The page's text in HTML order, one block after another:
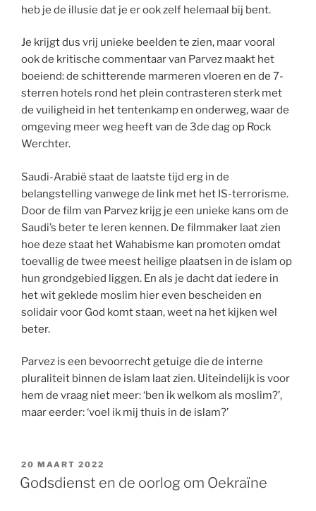
heb je de illusie dat je er ook zelf helemaal bij bent.
Je krijgt dus vrij unieke beelden te zien, maar vooral
ook de kritische commentaar van Parvez maakt het
boeiend: de schitterende marmeren vloeren en de 7-
sterren hotels rond het plein contrasteren sterk met
de vuiligheid in het tentenkamp en onderweg, waar de
omgeving meer weg heeft van de 3de dag op Rock
Werchter.
Saudi-Arabië staat de laatste tijd erg in de
belangstelling vanwege de link met het IS-terrorisme.
Door de film van Parvez krijg je een unieke kans om de
Saudi’s beter te leren kennen. De filmmaker laat zien
hoe deze staat het Wahabisme kan promoten omdat
toevallig de twee meest heilige plaatsen in de islam op
hun grondgebied liggen. En als je dacht dat iedere in
het wit geklede moslim hier even bescheiden en
solidair voor God komt staan, weet na het kijken wel
beter.
Parvez is een bevoorrecht getuige die de interne
pluraliteit binnen de islam laat zien. Uiteindelijk is voor
hem de vraag niet meer: ‘ben ik welkom als moslim?’,
maar eerder: ‘voel ik mij thuis in de islam?’
GEPLAATST
OP
20 MAART 2022
Godsdienst en de oorlog om Oekraïne